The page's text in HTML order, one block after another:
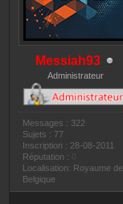
Messiah93
Administrateur
Messages : 322
Sujets : 77
Inscription : 28-08-2011
Réputation :
Localisation: Royaume de
Belgique